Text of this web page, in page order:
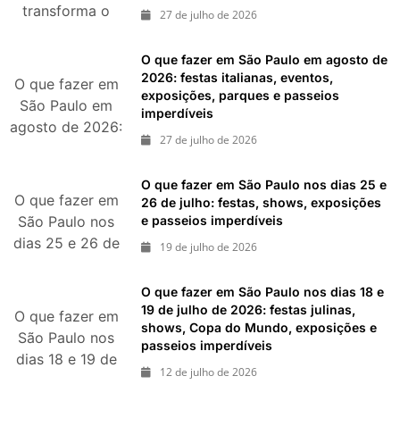
transforma o
durante agosto
de 2026
27 de julho de 2026
O que fazer em
São Paulo em
agosto de 2026:
exposições,
parques e
passeios
O que fazer em São Paulo em agosto de
2026: festas italianas, eventos,
exposições, parques e passeios
imperdíveis
27 de julho de 2026
O que fazer em
São Paulo nos
dias 25 e 26 de
exposições e
passeios
imperdíveis
O que fazer em São Paulo nos dias 25 e
26 de julho: festas, shows, exposições
e passeios imperdíveis
19 de julho de 2026
O que fazer em
São Paulo nos
dias 18 e 19 de
O que fazer em São Paulo nos dias 18 e
19 de julho de 2026: festas julinas,
shows, Copa do Mundo, exposições e
passeios imperdíveis
12 de julho de 2026